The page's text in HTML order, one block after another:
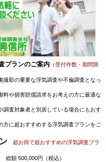
プランのご案内 （受付件数・期間限
撮影の重要な浮気調査や不倫調査となっ
料や損害賠償請求をお考えの方に最適な
調査対象者と別居している場合にもおす
方に超おすすめする浮気調査プランをご
超お得で超おすすめの浮気調査プラ
総額 500,000円（税込）